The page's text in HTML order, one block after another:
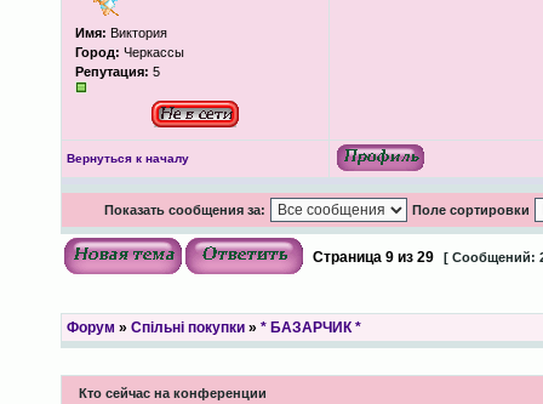
Имя: Виктория
Город: Черкассы
Репутация: 5
Вернуться к началу
Показать сообщения за: Поле сортировки
Страница 9из 29 [ Сообщений:
Форум » Спільні покупки» * БАЗАРЧИК *
Кто сейчас на конференции